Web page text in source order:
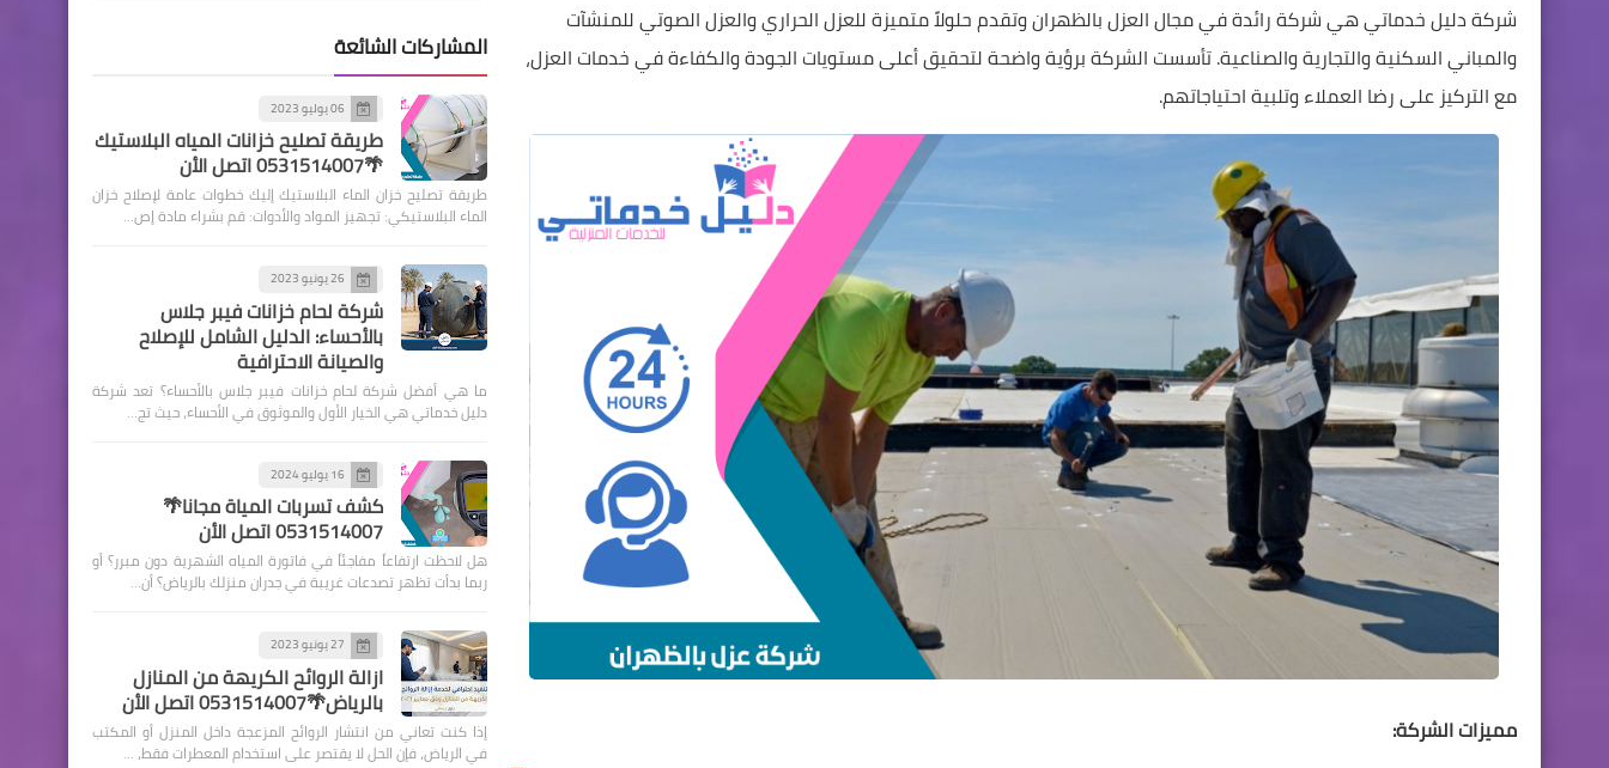
شركة دليل خدماتي هي شركة رائدة في مجال العزل بالظهران وتقدم حلولاً متميزة للعزل الحراري والعزل الصوتي للمنشآت
والمباني السكنية والتجارية والصناعية. تأسست الشركة برؤية واضحة لتحقيق أعلى مستويات الجودة والكفاءة في خدمات العزل،
مع التركيز على رضا العملاء وتلبية احتياجاتهم.
مميزات الشركة:
المشاركات الشائعة
06 يوليو 2023
طريقة تصليح خزانات المياه البلاستيك
🌴0531514007 اتصل الأن
طريقة تصليح خزان الماء البلاستيك إليك خطوات عامة لإصلاح خزان
الماء البلاستيكي: تجهيز المواد والأدوات: قم بشراء مادة إص…
26 يونيو 2023
شركة لحام خزانات فيبر جلاس
بالأحساء: الدليل الشامل للإصلاح
والصيانة الاحترافية
ما هي أفضل شركة لحام خزانات فيبر جلاس بالأحساء؟ تعد شركة
دليل خدماتي هي الخيار الأول والموثوق في الأحساء، حيث تج…
16 يوليو 2024
كشف تسربات المياة مجانا🌴
0531514007 اتصل الأن
هل لاحظت ارتفاعاً مفاجئاً في فاتورة المياه الشهرية دون مبرر؟ أو
ربما بدأت تظهر تصدعات غريبة في جدران منزلك بالرياض؟ أن…
27 يونيو 2023
ازالة الروائح الكريهة من المنازل
بالرياض🌴0531514007 اتصل الأن
إذا كنت تعاني من انتشار الروائح المزعجة داخل المنزل أو المكتب
في الرياض، فإن الحل لا يقتصر على استخدام المعطرات فقط، …